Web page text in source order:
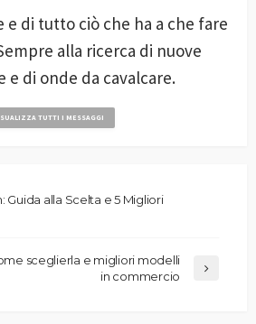
e di tutto ciò che ha a che fare
alla ricerca di nuove
e di onde da cavalcare.
TUTTI I MESSAGGI
Guida alla Scelta e 5 Migliori
sceglierla e migliori modelli
in commercio